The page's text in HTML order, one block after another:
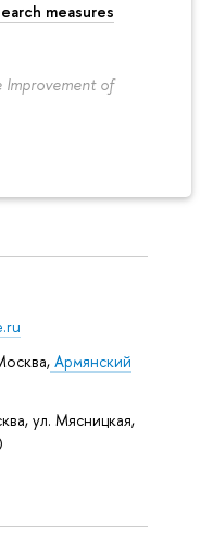
measures
Improvement of
Армянский
ул. Мясницкая,